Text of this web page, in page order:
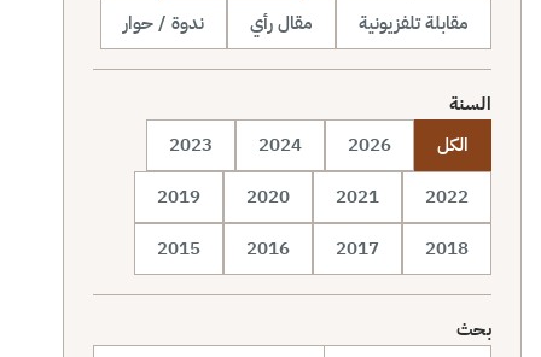
مقابلة تلفزيونية
مقال رأي ندوة / حوار
السنة
الكل
2026
2024
2023
2022
2021
2020
2019
2018
2017
2016
2015
بحث